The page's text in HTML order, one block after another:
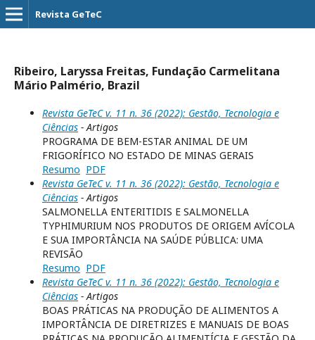
Revista GeTeC
Ribeiro, Laryssa Freitas, Fundação Carmelitana
Mário Palmério, Brazil
Revista GeTeC v. 11 n. 36 (2022): Gestão, Tecnologia e
Ciências - Artigos
PROGRAMA DE BEM-ESTAR ANIMAL DE UM
FRIGORÍFICO NO ESTADO DE MINAS GERAIS
Resumo PDF
Revista GeTeC v. 11 n. 36 (2022): Gestão, Tecnologia e
Ciências - Artigos
SALMONELLA ENTERITIDIS E SALMONELLA
TYPHIMURIUM NOS PRODUTOS DE ORIGEM AVÍCOLA
E SUA IMPORTÂNCIA NA SAÚDE PÚBLICA: UMA
REVISÃO
Resumo PDF
Revista GeTeC v. 11 n. 36 (2022): Gestão, Tecnologia e
Ciências - Artigos
BOAS PRÁTICAS NA PRODUÇÃO DE ALIMENTOS A
IMPORTÂNCIA DE DIRETRIZES E MANUAIS DE BOAS